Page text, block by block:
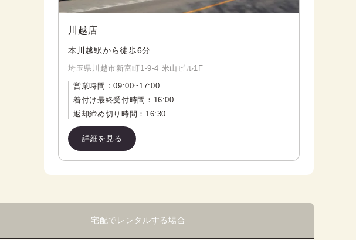
川越店
本川越駅から徒歩6分
埼玉県川越市新富町1-9-4 米山ビル1F
営業時間：09:00~17:00
着付け最終受付時間： 16:00
返却締め切り時間： 16:30
詳細を見る
宅配でレンタルする場合